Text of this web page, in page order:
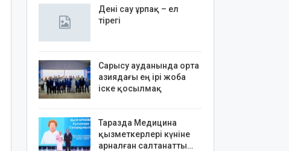
Дені сау ұрпақ – ел
тірегі
Сарысу ауданында орта
азиядағы ең ірі жоба
іске қосылмақ
Таразда Медицина
қызметкерлері күніне
арналған салтанатты…